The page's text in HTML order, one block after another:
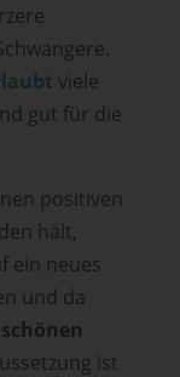
viele
gut für die
positiven
hält,
ein neues
und da
schönen
ist